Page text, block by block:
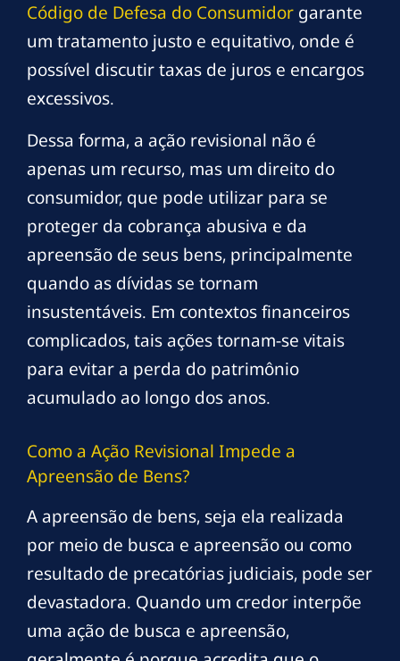
Código de Defesa do Consumidor garante
um tratamento justo e equitativo, onde é
possível discutir taxas de juros e encargos
excessivos.
Dessa forma, a ação revisional não é
apenas um recurso, mas um direito do
consumidor, que pode utilizar para se
proteger da cobrança abusiva e da
apreensão de seus bens, principalmente
quando as dívidas se tornam
insustentáveis. Em contextos financeiros
complicados, tais ações tornam-se vitais
para evitar a perda do patrimônio
acumulado ao longo dos anos.
Como a Ação Revisional Impede a
Apreensão de Bens?
A apreensão de bens, seja ela realizada
por meio de busca e apreensão ou como
resultado de precatórias judiciais, pode ser
devastadora. Quando um credor interpõe
uma ação de busca e apreensão,